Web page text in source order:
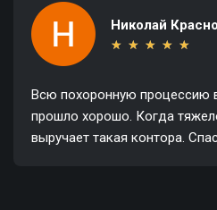
Николай
★ ★ ★ ★ ★
★ ★ ★ ★ ★
Всю похоронную процессию
прошло хорошо. Когда
выручает такая контора.